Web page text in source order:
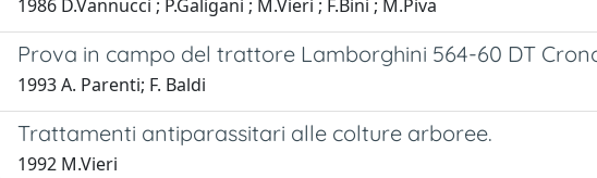
1986 D.Vannucci ; P.Galigani ; M.Vieri ; F.Bini ; M.Piva
Prova in campo del trattore Lamborghini 564-60 DT
1993 A. Parenti; F. Baldi
Trattamenti antiparassitari alle colture arboree.
1992 M.Vieri